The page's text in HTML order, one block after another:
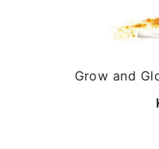
Grow and